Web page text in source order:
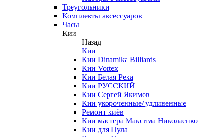
Треугольники
Комплекты аксессуаров
Часы
Кии
Назад
Кии
Кии Dinamika Billiards
Кии Vortex
Кии Белая Река
Кии РУССКИЙ
Кии Сергей Якимов
Кии укороченные/ удлиненные
Ремонт киёв
Кии мастера Максима Николаенко
Кии для Пула